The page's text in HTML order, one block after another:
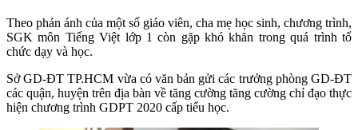
Theo phản ánh của một số giáo viên, cha mẹ học sinh, chương trình,
SGK môn Tiếng Việt lớp 1 còn gặp khó khăn trong quá trình tổ
chức dạy và học.
Sở GD-ĐT TP.HCM vừa có văn bản gửi các trưởng phòng GD-ĐT
các quận, huyện trên địa bàn về tăng cường tăng cường chỉ đạo thực
hiện chương trình GDPT 2020 cấp tiểu học.